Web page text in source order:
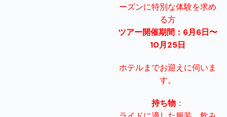
ーズンに特別な体験を求め
る方
ツアー開催期間：6月6日〜
10月25日
ホテルまでお迎えに伺いま
す。
持ち物 ：